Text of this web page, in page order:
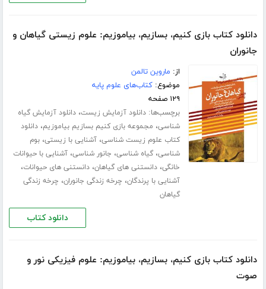
دانلود کتاب بازی کنیم، بسازیم، بیاموزیم: علوم زیستی گیاهان و
جانوران
از: ماروین تالمن
موضوع:کتاب‌های علوم پایه
۱۲۹ صفحه
برچسب‌ها:دانلود آزمایش زیست،دانلود آزمایش گیاه
شناسی، مجموعه بازی کنیم بسازیم بیاموزیم،دانلود
کتاب علوم زیست شناسی،آشنایی با زیستی،بوم
شناسی،گیاه شناسی، جانور شناسی،آشنایی با حیوانات
خانگی،دانستنی های گیاهان،دانستنی های حیوانات،
آشنایی با پرندگان، چرخه زندگی جانوران، چرخه زندگی
گیاهان
دانلود کتاب
دانلود کتاب بازی کنیم، بسازیم، بیاموزیم: علوم فیزیکی نور و
صوت